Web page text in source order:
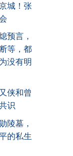
城！张
预言，
等，都
没有明
侠和曾
识
陵墓，
的私生